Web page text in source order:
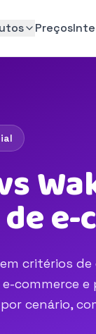
Preços
e-
critérios
commerce
cenário,